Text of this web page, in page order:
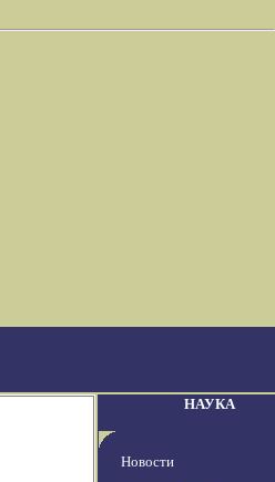
НАУКА
Новости